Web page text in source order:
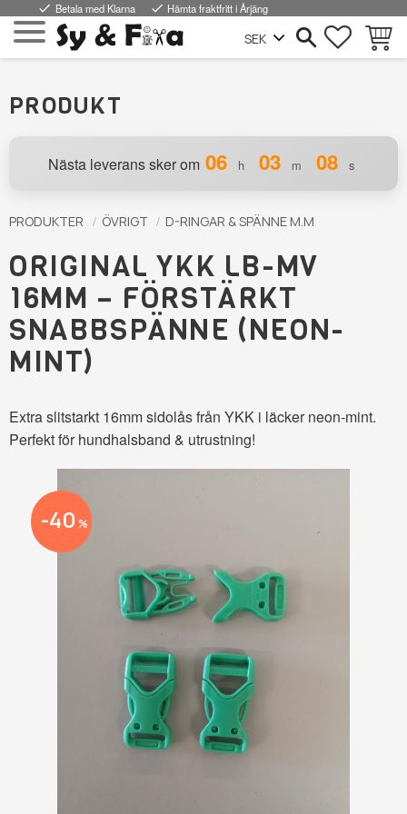
Meny
done Betala med Klarna done Hämta fraktfritt i Årjäng
PRODUKT
Nästa leverans sker om 06 h 03 m 08 s
PRODUKTER ÖVRIGT D-RINGAR & SPÄNNE M.M
ORIGINAL YKK LB-MV
16MM – FÖRSTÄRKT
SNABBSPÄNNE (NEON-
MINT)
Extra slitstarkt 16mm sidolås från YKK i läcker neon-mint.
Perfekt för hundhalsband & utrustning!
40 %